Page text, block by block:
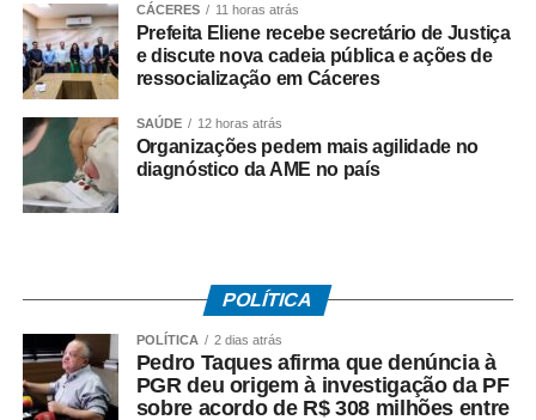
O ex-governador também disse que sua equipe
identificou movimentações financeiras consideradas
suspeitas envolvendo fundos de investimento ligados aos
valores pagos no acordo. As informações foram reunidas
em uma representação encaminhada à PGR, que
posteriormente resultou na abertura das investigações
pela Polícia Federal.
firmado pelo Governo do Estado e afirmou que:
criminal apresentada por seu escritório;
– *O acordo com a Oi foi ilegal*, em sua avaliação;
– *Houve falhas nos critérios* utilizados para definir os
CÁCERES 11 horas atrás
Prefeita Eliene recebe secretário de Justiça
e discute nova cadeia pública e ações de
ressocialização em Cáceres
SAÚDE 12 horas atrás
Organizações pedem mais agilidade no
diagnóstico da AME no país
POLÍTICA
POLÍTICA 2 dias atrás
Pedro Taques afirma que denúncia à
PGR deu origem à investigação da PF
sobre acordo de R$ 308 milhões entre